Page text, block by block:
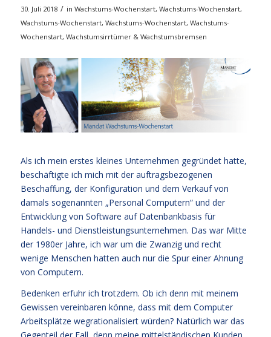
30. Juli 2018 / in Wachstums-Wochenstart, Wachstums-Wochenstart,
Wachstums-Wochenstart, Wachstums-Wochenstart, Wachstums-
Wochenstart, Wachstumsirrtümer & Wachstumsbremsen
Als ich mein erstes kleines Unternehmen gegründet hatte,
beschäftigte ich mich mit der auftragsbezogenen
Beschaffung, der Konfiguration und dem Verkauf von
damals sogenannten „Personal Computern“ und der
Entwicklung von Software auf Datenbankbasis für
Handels- und Dienstleistungsunternehmen. Das war Mitte
der 1980er Jahre, ich war um die Zwanzig und recht
wenige Menschen hatten auch nur die Spur einer Ahnung
von Computern.
Bedenken erfuhr ich trotzdem. Ob ich denn mit meinem
Gewissen vereinbaren könne, dass mit dem Computer
Arbeitsplätze wegrationalisiert würden? Natürlich war das
Gegenteil der Fall, denn meine mittelständischen Kunden